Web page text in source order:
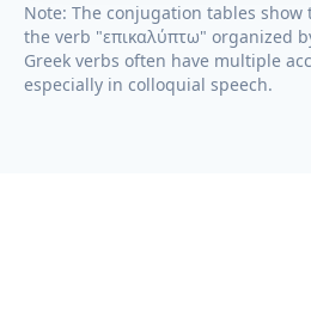
Note: The conjugation tables
the verb "επικαλύπτω" organized
Greek verbs often have multiple
especially in colloquial speech.